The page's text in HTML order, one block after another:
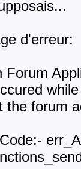
d'erreur:
Forum
the forum